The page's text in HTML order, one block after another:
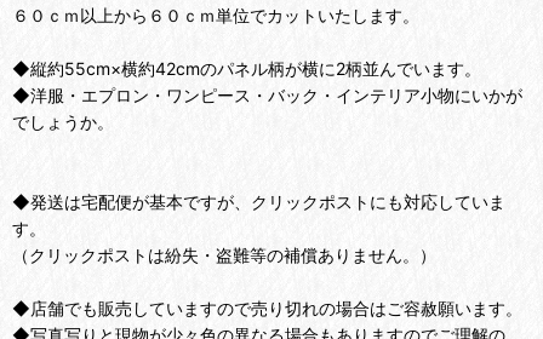
６０ｃｍ以上から６０ｃｍ単位でカットいたします。
◆縦約55cm×横約42cmのパネル柄が横に2柄並んでいます。
◆洋服・エプロン・ワンピース・バック・インテリア小物にいかが
でしょうか。
◆発送は宅配便が基本ですが、クリックポストにも対応していま
す。
（クリックポストは紛失・盗難等の補償ありません。）
◆店舗でも販売していますので売り切れの場合はご容赦願います。
◆写真写りと現物が少々色の異なる場合もありますのでご理解の